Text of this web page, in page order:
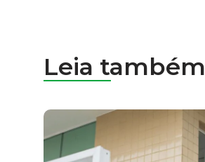
Leia também